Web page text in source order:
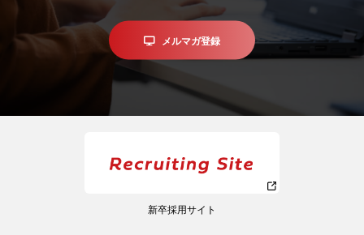
メルマガ登録
新卒採用サイト